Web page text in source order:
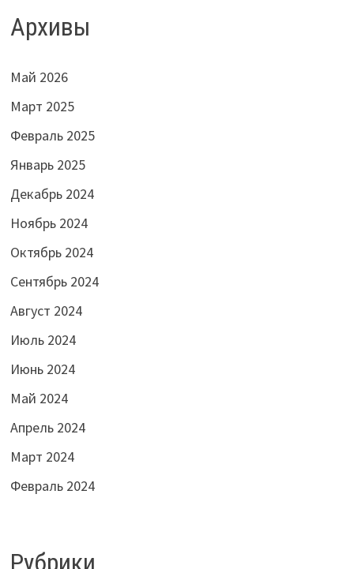
Архивы
Май 2026
Март 2025
Февраль 2025
Январь 2025
Декабрь 2024
Ноябрь 2024
Октябрь 2024
Сентябрь 2024
Август 2024
Июль 2024
Июнь 2024
Май 2024
Апрель 2024
Март 2024
Февраль 2024
Рубрики